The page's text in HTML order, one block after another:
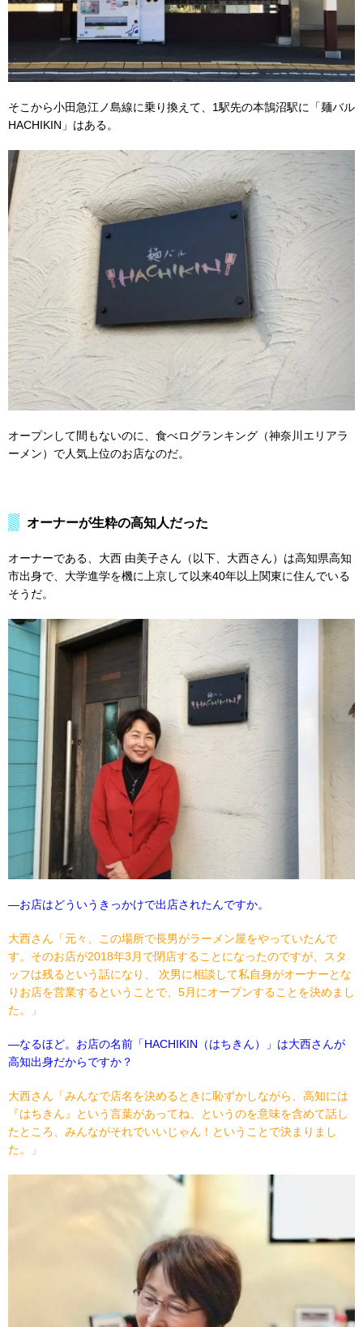
そこから小田急江ノ島線に乗り換えて、1駅先の本鵠沼駅に「麺バル
HACHIKIN」はある。
オープンして間もないのに、食べログランキング（神奈川エリアラ
ーメン）で人気上位のお店なのだ。
オーナーが生粋の高知人だった
オーナーである、大西 由美子さん（以下、大西さん）は高知県高知
市出身で、大学進学を機に上京して以来40年以上関東に住んでいる
そうだ。
―お店はどういうきっかけで出店されたんですか。
大西さん「元々、この場所で長男がラーメン屋をやっていたんで
す。そのお店が2018年3 月で閉店することになったのですが、スタ
ッフは残るという話になり、
次男に相談して私自身がオーナーとな
りお店を営業するということで、 5月にオープンすることを決めまし
た。」
―なるほど。お店の名前 「HACHIKIN （はちきん）」は大西さんが
高知出身だからですか ？
大西さん「みんなで店名を決めるときに恥ずかしながら、高知には
『はちきん』という言葉があってね、というのを意味を含めて話し
たところ、みんながそれでいいじゃん！ということで決まりまし
た。」